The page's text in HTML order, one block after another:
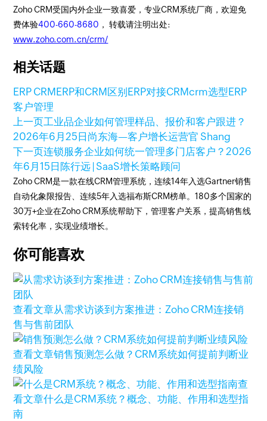
Zoho CRM受国内外企业一致喜爱，专业CRM系统厂商，欢迎免
费体验400-660-8680 ， 转载请注明出处:
www.zoho.com.cn/crm/
相关话题
ERP CRM ERP和CRM区别 ERP对接CRMcrm选型 ERP
客户管理
上一页工业品企业如何管理样品、报价和客户跟进？
2026年6月25日 尚东海—客户增长运营官 Shang
下一页连锁服务企业如何统一管理多门店客户？2026
年6月15日 陈行远 | SaaS增长策略顾问
Zoho CRM是一款在线CRM管理系统，连续14年入选Gartner销售
自动化象限报告、连续5年入选福布斯CRM榜单。180多个国家的
30万+企业在Zoho CRM系统帮助下，管理客户关系，提高销售线
索转化率，实现业绩增长。
你可能喜欢
查看文章从需求访谈到方案推进：Zoho CRM连接销
售与售前团队
查看文章销售预测怎么做？CRM系统如何提前判断业
绩风险
查
看文章什么是CRM系统？概念、功能、作用和选型指
南